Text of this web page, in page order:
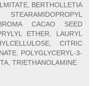
BERTHOLLETIA
CACAO SEED
ETHER, LAURYL
CITRIC
POLYGLYCERYL-3-
TRIETHANOLAMINE.